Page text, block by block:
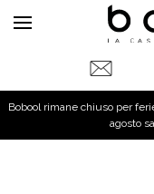
Bobool rimane chiuso per
agosto